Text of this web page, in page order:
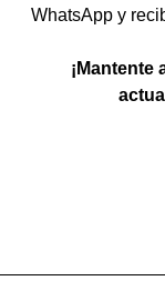
WhatsApp y
¡Mantente